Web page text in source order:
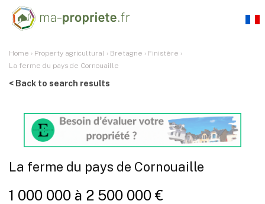
Home › Property agricultural › Bretagne › Finistère ›
La ferme du pays de Cornouaille
< Back to search results
La ferme du pays de Cornouaille
1 000 000 à 2 500 000 €